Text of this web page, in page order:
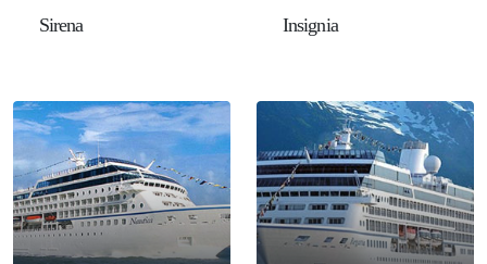
Sirena Insignia